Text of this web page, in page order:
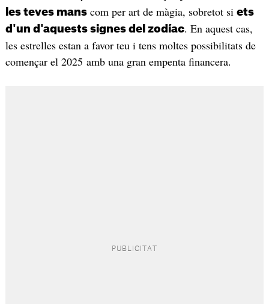
les teves manscom per art de màgia, sobretot si ets
d'un d'aquests signes del zodíac. En aquest cas,
les estrelles estan a favor teu i tens moltes possibilitats de
començar el 2025 amb una gran empenta financera.